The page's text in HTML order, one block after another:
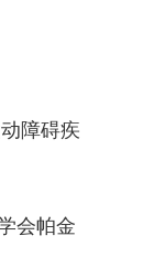
障碍疾
会帕金